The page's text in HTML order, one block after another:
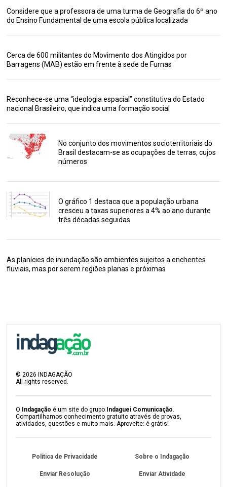
Considere que a professora de uma turma de Geografia do 6º ano
do Ensino Fundamental de uma escola pública localizada
Cerca de 600 militantes do Movimento dos Atingidos por
Barragens (MAB) estão em frente à sede de Furnas
Reconhece-se uma “ideologia espacial” constitutiva do Estado
nacional Brasileiro, que indica uma formação social
No conjunto dos movimentos socioterritoriais do
Brasil destacam-se as ocupações de terras, cujos
números
O gráfico 1 destaca que a população urbana
cresceu a taxas superiores a 4% ao ano durante
três décadas seguidas
As planícies de inundação são ambientes sujeitos a enchentes
fluviais, mas por serem regiões planas e próximas
© 2026 INDAGAÇÃO
All rights reserved.
O Indagação é um site do grupo Indaguei Comunicação
Compartilhamos conhecimento gratuito através de provas,
atividades, questões e muito mais. Aproveite: é grátis!
Política de Privacidade Sobre o Indagação
Enviar Resolução Enviar Atividade